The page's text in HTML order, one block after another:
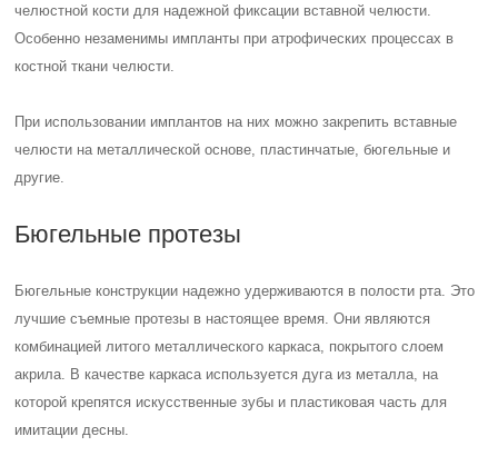
челюстной кости для надежной фиксации вставной челюсти.
Особенно незаменимы импланты при атрофических процессах в
костной ткани челюсти.
При использовании имплантов на них можно закрепить вставные
челюсти на металлической основе, пластинчатые, бюгельные и
другие.
Бюгельные протезы
Бюгельные конструкции надежно удерживаются в полости рта. Это
лучшие съемные протезы в настоящее время. Они являются
комбинацией литого металлического каркаса, покрытого слоем
акрила. В качестве каркаса используется дуга из металла, на
которой крепятся искусственные зубы и пластиковая часть для
имитации десны.